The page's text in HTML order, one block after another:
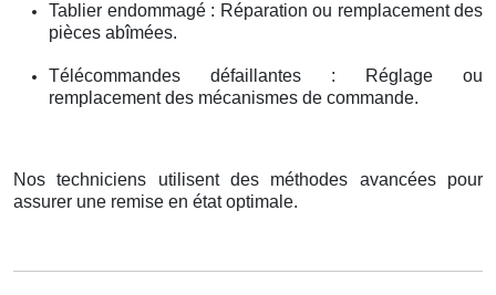
Tablier endommagé : Réparation ou remplacement des
pièces abîmées.
Télécommandes défaillantes : Réglage ou
remplacement des mécanismes de commande.
Nos techniciens utilisent des méthodes avancées pour
assurer une remise en état optimale.